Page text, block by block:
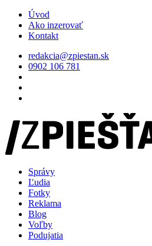
Úvod
Ako inzerovať
Kontakt
redakcia@zpiestan.sk
0902 106 781
Správy
Ľudia
Fotky
Reklama
Blog
Voľby
Podujatia